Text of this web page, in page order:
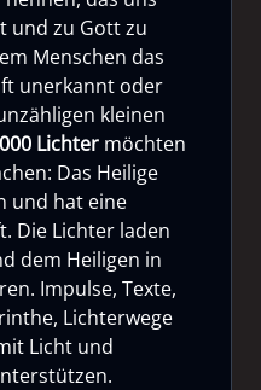
und zu Gott zu
Menschen das
unerkannt oder
kleinen
Lichter möchten
Das Heilige
und hat eine
Die Lichter laden
dem Heiligen in
Impulse, Texte,
Lichterwege
Licht und